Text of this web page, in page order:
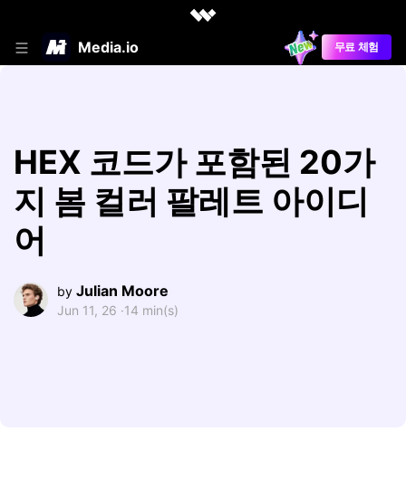
Media.io 무료 체험
HEX 코드가 포함된 20가
지 봄 컬러 팔레트 아이디
어
by Julian Moore
Jun 11, 26 ·14 min(s)